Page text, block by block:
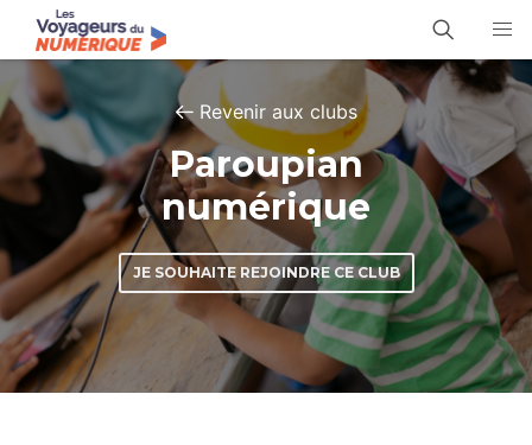
Revenir aux clubs
Paroupian
numérique
JE SOUHAITE REJOINDRE CE CLUB